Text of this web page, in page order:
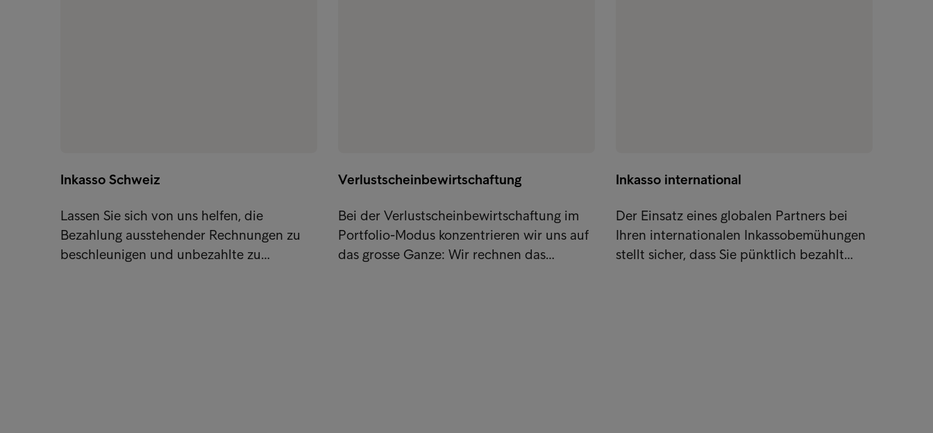
Inkasso Schweiz
Lassen Sie sich von uns helfen, die
Bezahlung ausstehender Rechnungen zu
beschleunigen und unbezahlte zu…
Verlustscheinbewirtschaftung
Bei der Verlustscheinbewirtschaftung im
Portfolio-Modus konzentrieren wir uns auf
das grosse Ganze: Wir rechnen das…
Inkasso international
Der Einsatz eines globalen Partners bei
Ihren internationalen Inkassobemühungen
stellt sicher, dass Sie pünktlich bezahlt…